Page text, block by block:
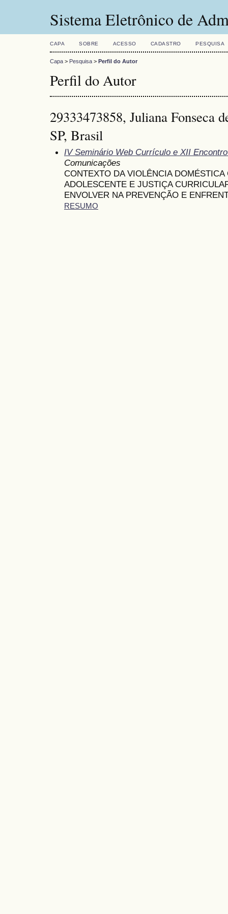
Sistema Eletrônico de
CAPA SOBRE ACESSO CADASTRO PESQUISA
Capa > Pesquisa > Perfil do Autor
Perfil do Autor
29333473858, Juliana Fonseca
SP, Brasil
IV Seminário Web Currículo e XII
Comunicações
CONTEXTO DA VIOLÊNCIA
ADOLESCENTE E JUSTIÇA
ENVOLVER NA PREVENÇÃO E
RESUMO